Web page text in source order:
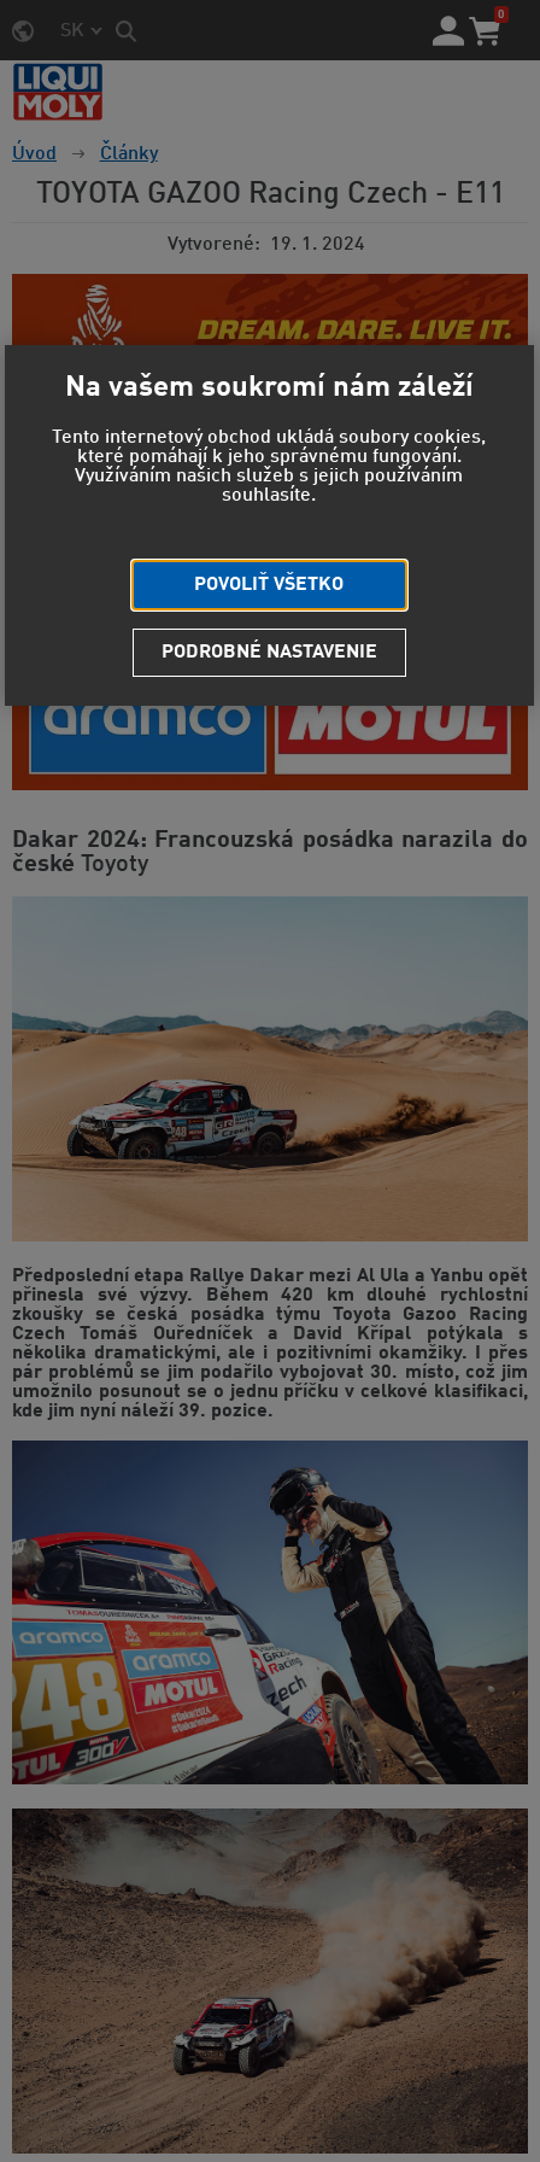
SK
0
Úvod Články
TOYOTA GAZOO Racing Czech - E11
Vytvorené 19. 1. 2024
Dakar 2024: Francouzská posádka narazila do
české Toyoty
Předposlední etapa Rallye Dakar mezi Al Ula a Yanbu opět
přinesla své výzvy. Během 420 km dlouhé rychlostní
zkoušky se česká posádka týmu Toyota Gazoo Racing
Czech Tomáš Ouředníček a David Křípal potýkala s
několika dramatickými, ale i pozitivními okamžiky. I přes
pár problémů se jim podařilo vybojovat 30. místo, což jim
umožnilo posunout se o jednu příčku v celkové klasifikaci,
kde jim nyní náleží 39. pozice.
Na vašem soukromí nám záleží
Tento internetový obchod ukládá soubory cookies,
které pomáhají k jeho správnému fungování.
Využíváním našich služeb s jejich používáním
souhlasíte.
POVOLIŤ VŠETKO
PODROBNÉ NASTAVENIE